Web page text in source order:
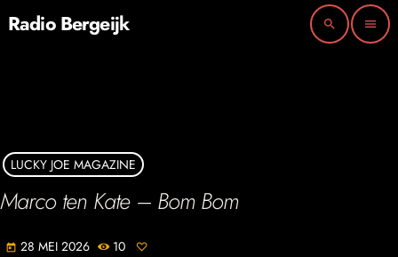
Radio Bergeijk search menu
LUCKY JOE MAGAZINE
Marco ten Kate – Bom Bom
today 28 MEI 2026 10